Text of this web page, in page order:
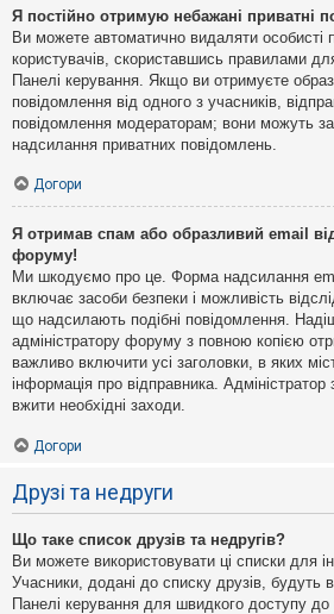
Я постійно отримую небажані приватні
Ви можете автоматично видаляти особисті
користувачів, скориставшись правилами
Панелі керування. Якщо ви отримуєте
повідомлення від одного з учасників,
повідомлення модераторам; вони можуть
надсилання приватних повідомлень.
Догори
Я отримав спам або образливий email
форуму!
Ми шкодуємо про це. Форма надсилання
включає засоби безпеки і можливість
що надсилають подібні повідомлення.
адміністратору форуму з повною копією
важливо включити усі заголовки, в яких
інформація про відправника.
вжити необхідні заходи.
Догори
Друзі та недруги
Що таке список друзів та недругів?
Ви можете використовувати ці списки для
Учасники, додані до списку друзів, будуть
Панелі керування для швидкого доступу до